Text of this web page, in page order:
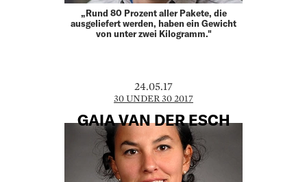
„Rund 80 Prozent aller Pakete, die
ausgeliefert werden, haben ein Gewicht
von unter zwei Kilogramm."
24.05.17
30 UNDER 30 2017
GAIA VAN DER ESCH